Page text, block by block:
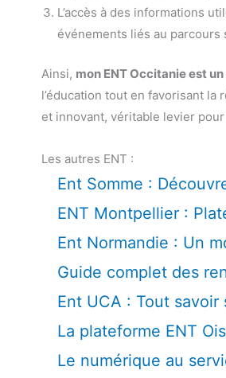
L’accès à des informations
événements liés au
Ainsi, mon ENT Occitanie est
l’éducation tout en favorisant
et innovant, véritable levier
Les autres ENT :
Ent Somme :
ENT Montpellier :
Ent Normandie : Un
Guide complet des
Ent UCA : Tout
La plateforme ENT
Le numérique au